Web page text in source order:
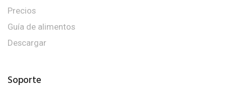
Precios
Guía de alimentos
Descargar
Soporte